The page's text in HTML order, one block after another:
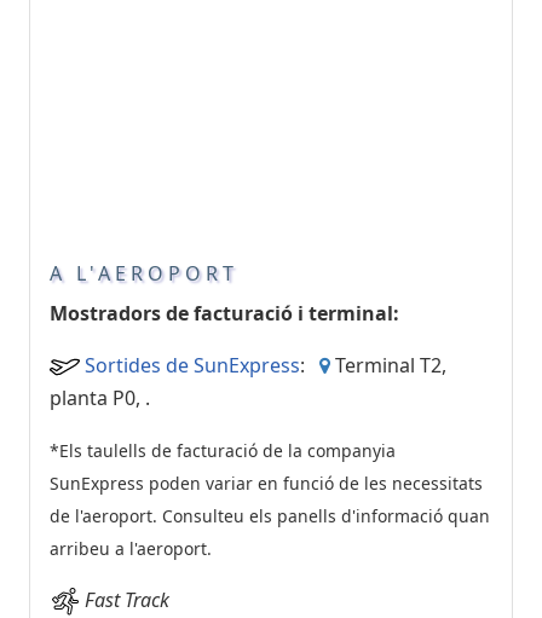
A L'AEROPORT
Mostradors de facturació i terminal:
Sortides de SunExpress:
Terminal T2,
planta P0, .
*Els taulells de facturació de la companyia
SunExpress poden variar en funció de les necessitats
de l'aeroport. Consulteu els panells d'informació quan
arribeu a l'aeroport.
Fast Track